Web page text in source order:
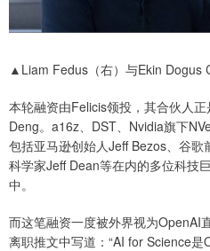
▲Liam Fedus（右）与Ekin Dogus
本轮融资由Felicis领投，其合伙人
Deng。a16z、DST、Nvidia旗下
包括亚马逊创始人Jeff Bezos、谷
科学家Jeff Dean等在内的多位科技
中。
而这笔融资一度被外界视为OpenAI
离职推文中写道：“AI for Science